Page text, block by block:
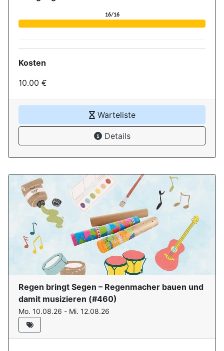
16/16
Aktuelle Belegung für die
Kosten
10.00 €
Warteliste
Details
Regen bringt Segen – Regenmacher bauen und
damit musizieren (#460)
Mo. 10.08.26 - Mi. 12.08.26